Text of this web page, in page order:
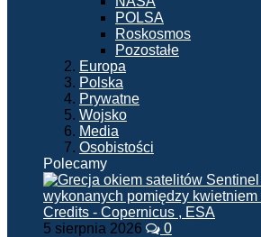
POLSA
Roskosmos
Pozostałe
Europa
Polska
Prywatne
Wojsko
Media
Osobistości
Polecamy
5 sierpnia 2026 0